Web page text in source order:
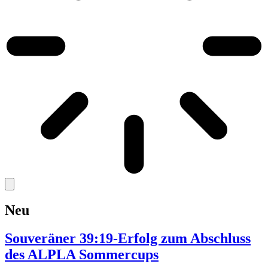
Neu
Souveräner 39:19-Erfolg zum Abschluss
des ALPLA Sommercups